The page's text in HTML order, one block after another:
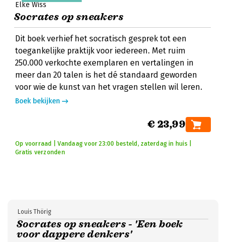
Elke Wiss
Socrates op sneakers
Dit boek verhief het socratisch gesprek tot een
toegankelijke praktijk voor iedereen. Met ruim
250.000 verkochte exemplaren en vertalingen in
meer dan 20 talen is het dé standaard geworden
voor wie de kunst van het vragen stellen wil leren.
Boek bekijken
€ 23,99
Op voorraad | Vandaag voor 23:00 besteld, zaterdag in huis |
Gratis verzonden
Socrates op sneakers - 'Een boek
voor dappere denkers'
Louis Thörig